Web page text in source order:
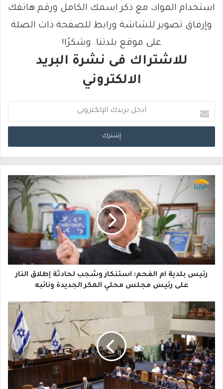
استخدام المواد، مع ذكر اسمك الكامل ورقم هاتفك
وإرفاق تصوير للشاشة ورابط للصفحة ذات الصلة
على موقع بلدتنا. وشكرًا!
للاشتراك فى نشرة البريد
الالكتروني
د
خ
ر
ي
ك
ا
إ
ل
ك
ت
ر
رئيس بلدية ام الفحم: استنكار وشجب لحادثة إطلاق النار
على رئيس مجلس محلي المكر الجديدة ونائبه